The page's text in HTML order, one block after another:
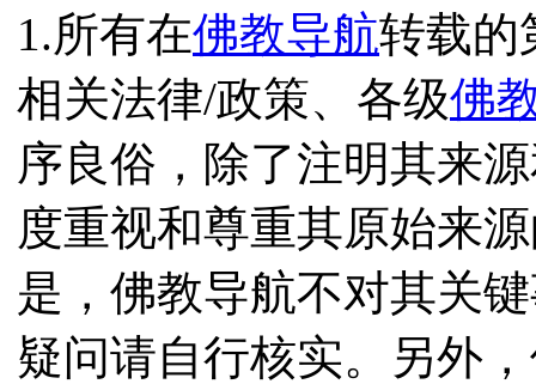
1.所有在佛教导航转载的
相关法律/政策、各级佛
序良俗，除了注明其来
度重视和尊重其原始来
是，佛教导航不对其关
疑问请自行核实。另外